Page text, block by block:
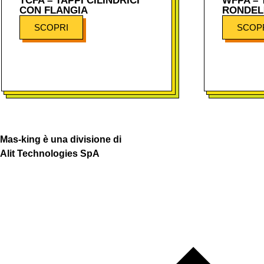
CON FLANGIA
SCOPRI
Mas-king è una divisione di
Alit Technologies SpA